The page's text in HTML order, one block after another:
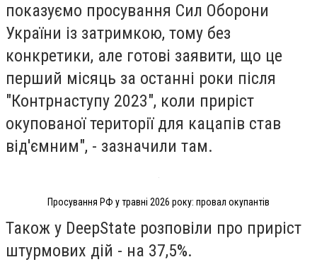
показуємо просування Сил Оборони
України із затримкою, тому без
конкретики, але готові заявити, що це
перший місяць за останні роки після
"Контрнаступу 2023", коли приріст
окупованої території для кацапів став
від'ємним", - зазначили там.
Просування РФ у травні 2026 року: провал окупантів
Також у DeepState розповіли про приріст
штурмових дій - на 37,5%.